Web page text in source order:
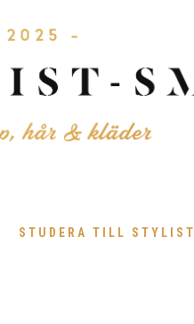
STUDERA TILL STYLIST